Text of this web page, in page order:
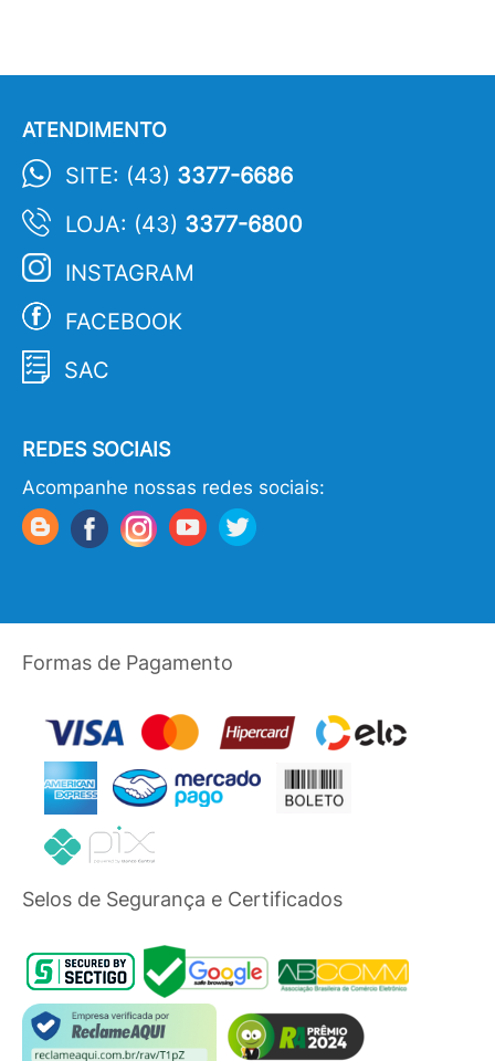
ATENDIMENTO
SITE: (43) 3377-6686
LOJA: (43) 3377-6800
INSTAGRAM
FACEBOOK
SAC
REDES SOCIAIS
Acompanhe nossas redes sociais:
Formas de Pagamento
Selos de Segurança e Certificados